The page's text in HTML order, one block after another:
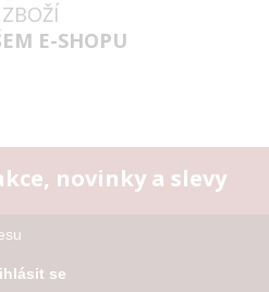
E-SHOPU
novinky a slevy
se